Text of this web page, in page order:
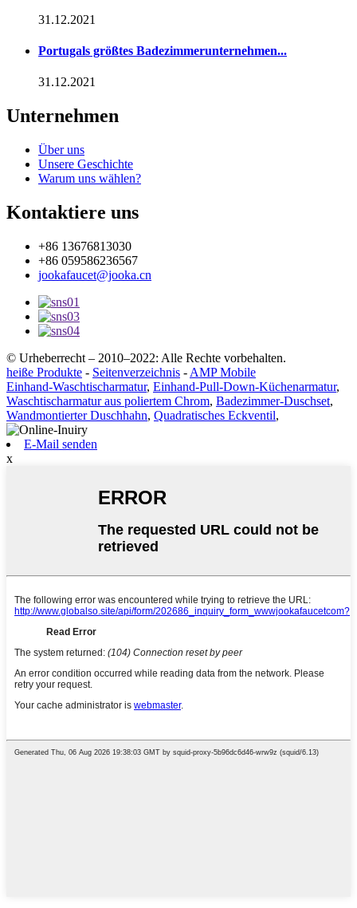
31.12.2021
Portugals größtes Badezimmerunternehmen...
31.12.2021
Unternehmen
Über uns
Unsere Geschichte
Warum uns wählen?
Kontaktiere uns
+86 13676813030
+86 059586236567
jookafaucet@jooka.cn
© Urheberrecht – 2010–2022: Alle Rechte vorbehalten.
heiße Produkte - Seitenverzeichnis - AMP Mobile
Einhand-Waschtischarmatur, Einhand-Pull-Down-Küchenarmatur,
Waschtischarmatur aus poliertem Chrom, Badezimmer-Duschset,
Wandmontierter Duschhahn, Quadratisches Eckventil,
E-Mail senden
x